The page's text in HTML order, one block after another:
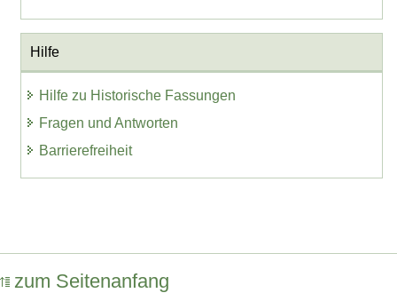
Hilfe
Hilfe zu Historische Fassungen
Fragen und Antworten
Barrierefreiheit
zum Seitenanfang